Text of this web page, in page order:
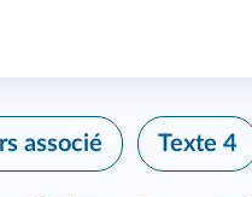
associé Texte 4